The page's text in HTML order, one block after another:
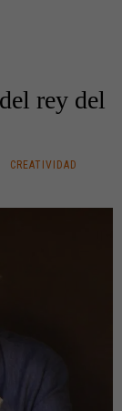
rey del
CREATIVIDAD